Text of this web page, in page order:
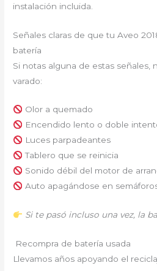
instalación incluida.
Señales claras de que tu Aveo
batería
Si notas alguna de estas señales,
varado:
Olor a quemado
Encendido lento o doble
Luces parpadeantes
Tablero que se reinicia
Sonido débil del motor de
Auto apagándose en
Si te pasó incluso una vez, la
Recompra de batería usada
Llevamos años apoyando el